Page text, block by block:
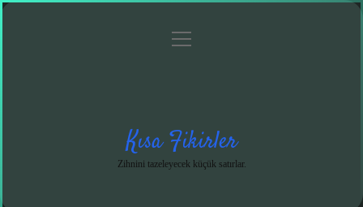
menüyü
Kısa Fikirler
Zihnini tazeleyecek küçük satırlar.